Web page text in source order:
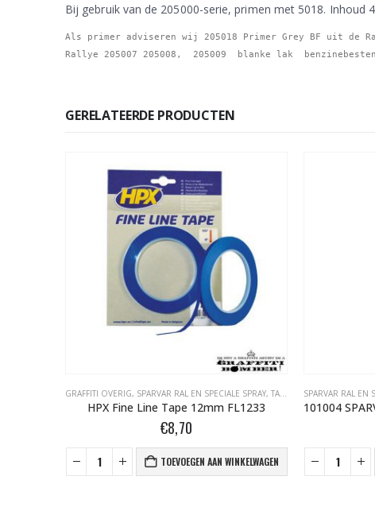
Bij gebruik van de 205000-serie, primen met 5018. Inhoud
Als primer adviseren wij 205018 Primer Grey BF uit
Rallye 205007 205008,  205009  blanke lak
GERELATEERDE PRODUCTEN
GRAFFITI OVERIG, SPARVAR RAL EN SPECIALE SPRAY, TAPE- EN AFDEKMATERIALEN
HPX Fine Line Tape 12mm FL1233
€8,70
TOEVOEGEN AAN WINKELWAGEN
SPARVAR RAL EN